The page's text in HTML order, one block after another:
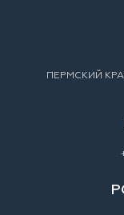
ПЕРМСКИЙ